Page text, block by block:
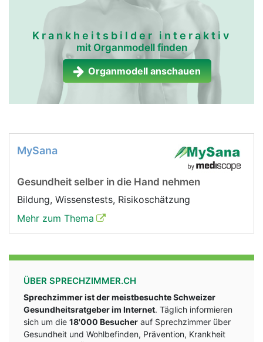
Krankheitsbilder interaktiv
mit Organmodell finden
Organmodell anschauen
MySana
Gesundheit selber in die Hand nehmen
Bildung, Wissenstests, Risikoschätzung
Mehr zum Thema
ÜBER SPRECHZIMMER.CH
Sprechzimmer ist der meistbesuchte Schweizer
Gesundheitsratgeber im Internet. Täglich informieren
sich um die 18'000 Besucher auf Sprechzimmer über
Gesundheit und Wohlbefinden, Prävention, Krankheit